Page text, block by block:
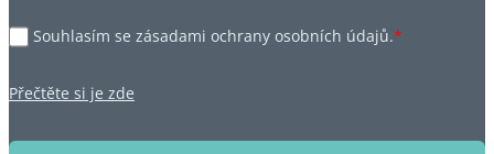
Souhlasím se zásadami ochrany osobních údajů.*
Přečtěte si je zde